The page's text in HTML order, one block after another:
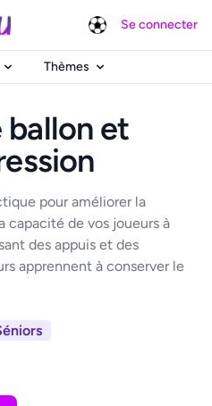
Se connecter
Thèmes
ballon et
pour améliorer la
de vos joueurs à
des appuis et des
apprennent à conserver le